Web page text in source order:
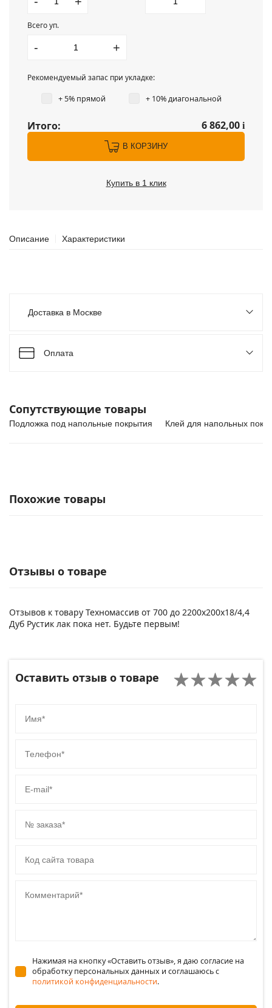
Всего уп.
- +
Рекомендуемый запас при укладке:
+ 5% прямой + 10% диагональной
Итого: 6 862,00 i
В КОРЗИНУ
Купить в 1 клик
Описание Характеристики
Доставка в Москве
Оплата
Сопутствующие товары
Подложка под напольные покрытия Клей для напольных
Похожие товары
Отзывы о товаре
Отзывов к товару Техномассив от 700 до 2200х200х18/4,4
Дуб Рустик лак пока нет. Будьте первым!
Оставить отзыв о товаре
Нажимая на кнопку «Оставить отзыв», я даю согласие на
обработку персональных данных и соглашаюсь c
политикой конфиденциальности.